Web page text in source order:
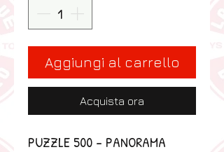
Aggiungi al carrello
Acquista ora
PUZZLE 500 - PANORAMA